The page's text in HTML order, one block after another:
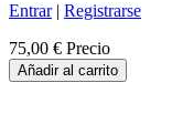
Entrar| Registrarse
75,00 € Precio
Añadir al carrito